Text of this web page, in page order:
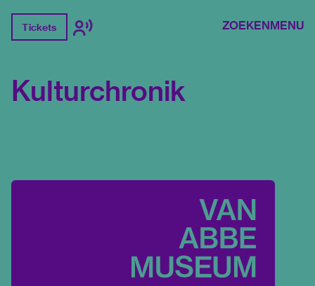
Tickets ZOEKENMENU
Kulturchronik